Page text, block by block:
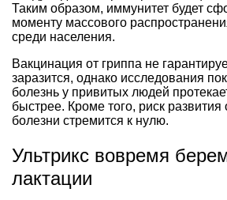
Таким образом, иммунитет будет
моменту массового
среди населения.
Вакцинация от гриппа не
заразится, однако исследования
болезнь у привитых людей
быстрее. Кроме того, риск
болезни стремится к нулю.
Ультрикс вовремя
лактации